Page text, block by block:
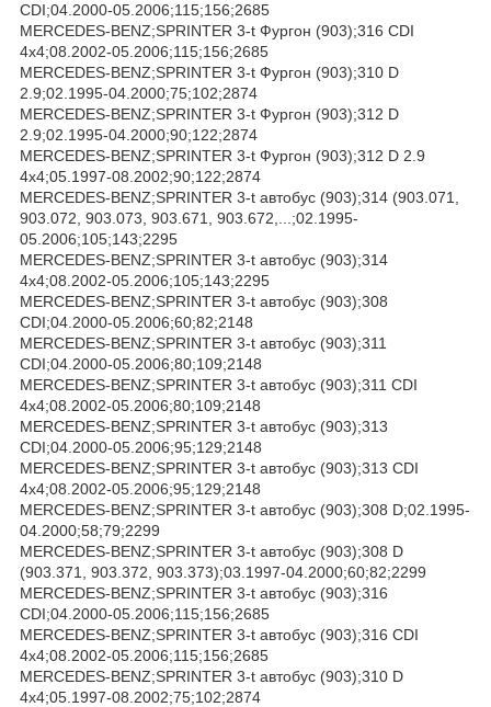
CDI;04.2000-05.2006;115;156;2685
MERCEDES-BENZ;SPRINTER 3-t Фургон (903);316 CDI
4x4;08.2002-05.2006;115;156;2685
MERCEDES-BENZ;SPRINTER 3-t Фургон (903);310 D
2.9;02.1995-04.2000;75;102;2874
MERCEDES-BENZ;SPRINTER 3-t Фургон (903);312 D
2.9;02.1995-04.2000;90;122;2874
MERCEDES-BENZ;SPRINTER 3-t Фургон (903);312 D 2.9
4x4;05.1997-08.2002;90;122;2874
MERCEDES-BENZ;SPRINTER 3-t автобус (903);314 (903.071,
903.072, 903.073, 903.671, 903.672,...;02.1995-
05.2006;105;143;2295
MERCEDES-BENZ;SPRINTER 3-t автобус (903);314
4x4;08.2002-05.2006;105;143;2295
MERCEDES-BENZ;SPRINTER 3-t автобус (903);308
CDI;04.2000-05.2006;60;82;2148
MERCEDES-BENZ;SPRINTER 3-t автобус (903);311
CDI;04.2000-05.2006;80;109;2148
MERCEDES-BENZ;SPRINTER 3-t автобус (903);311 CDI
4x4;08.2002-05.2006;80;109;2148
MERCEDES-BENZ;SPRINTER 3-t автобус (903);313
CDI;04.2000-05.2006;95;129;2148
MERCEDES-BENZ;SPRINTER 3-t автобус (903);313 CDI
4x4;08.2002-05.2006;95;129;2148
MERCEDES-BENZ;SPRINTER 3-t автобус (903);308 D;02.1995-
04.2000;58;79;2299
MERCEDES-BENZ;SPRINTER 3-t автобус (903);308 D
(903.371, 903.372, 903.373);03.1997-04.2000;60;82;2299
MERCEDES-BENZ;SPRINTER 3-t автобус (903);316
CDI;04.2000-05.2006;115;156;2685
MERCEDES-BENZ;SPRINTER 3-t автобус (903);316 CDI
4x4;08.2002-05.2006;115;156;2685
MERCEDES-BENZ;SPRINTER 3-t автобус (903);310 D
4x4;05.1997-08.2002;75;102;2874